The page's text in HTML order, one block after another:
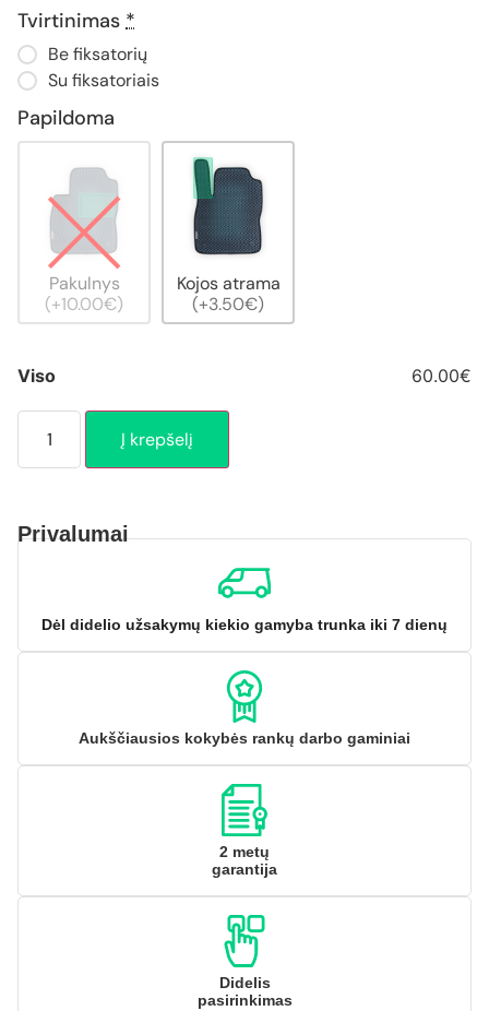
Tvirtinimas *
Be fiksatorių
Su fiksatoriais
Papildoma
Pakulnys
(+10.00€)
Kojos atrama
(+3.50€)
Viso 60.00€
Į krepšelį
Privalumai
Dėl didelio užsakymų kiekio gamyba trunka iki 7 dienų
Aukščiausios kokybės rankų darbo gaminiai
2 metų
garantija
Didelis
pasirinkimas